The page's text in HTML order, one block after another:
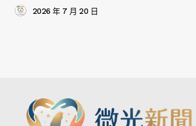
2026 年 7 月 20 日